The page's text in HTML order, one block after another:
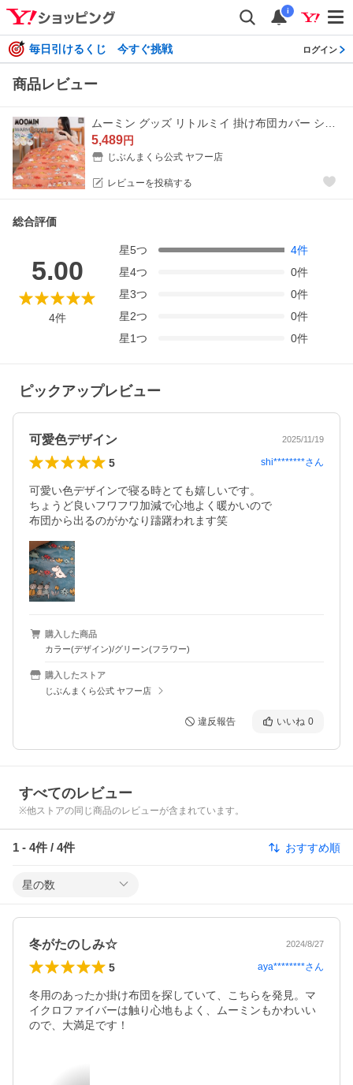
i
毎日引けるくじ 今すぐ挑戦 ログイン
商品レビュー
5,489円
じぶんまくら公式 ヤフー店
レビューを投稿する
総合評価
5.00
4件
星5つ 4件
星4つ 0件
星3つ 0件
星2つ 0件
星1つ 0件
ピックアップレビュー
可愛色デザイン 2025/11/19
5 shi********さん
可愛い色デザインで寝る時とても嬉しいです。
ちょうど良いフワフワ加減で心地よく暖かいので
布団から出るのがかなり躊躇われます笑
購入した商品
カラー(デザイン)/グリーン(フラワー)
購入したストア
じぶんまくら公式 ヤフー店
違反報告 いいね 0
すべてのレビュー
※他ストアの同じ商品のレビューが含まれています。
1 - 4件 / 4件 おすすめ順
星の数
冬がたのしみ☆ 2024/8/27
5 aya********さん
冬用のあったか掛け布団を探していて、こちらを発見。マ
イクロファイバーは触り心地もよく、ムーミンもかわいい
ので、大満足です！